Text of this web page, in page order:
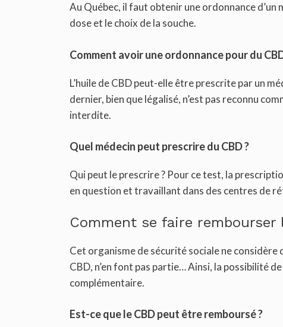
Au Québec, il faut obtenir une ordonnance d’un
dose et le choix de la souche.
Comment avoir une ordonnance pour du
L’huile de CBD peut-elle être prescrite par un
dernier, bien que légalisé, n’est pas reconnu
interdite.
Quel médecin peut prescrire du CBD ?
Qui peut le prescrire ? Pour ce test, la
en question et travaillant dans des centres de
Comment se faire rembourser
Cet organisme de sécurité sociale ne
CBD, n’en font pas partie… Ainsi, la possibilité
complémentaire.
Est-ce que le CBD peut être remboursé ?